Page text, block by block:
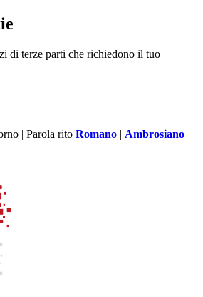
di terze parti che richiedono il tuo
| Parola rito Romano | Ambrosiano